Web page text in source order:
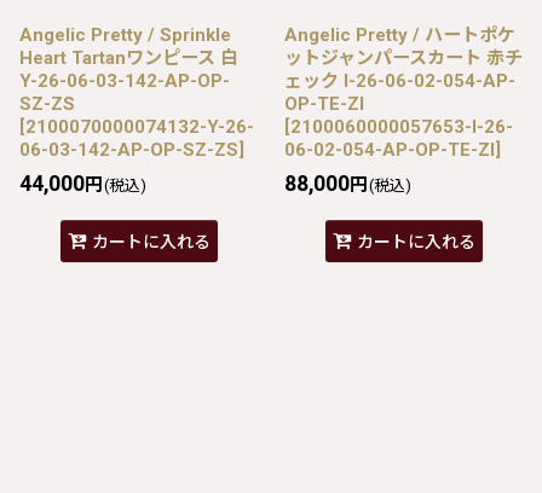
Angelic Pretty / Sprinkle
Heart Tartanワンピース 白
Y-26-06-03-142-AP-OP-
SZ-ZS
[2100070000074132-Y-26-
06-03-142-AP-OP-SZ-ZS]
44,000円 (税込)
カートに入れる
Angelic Pretty / ハートポケ
ットジャンパースカート 赤チ
ェック I-26-06-02-054-AP-
OP-TE-ZI
[2100060000057653-I-26-
06-02-054-AP-OP-TE-ZI]
88,000円 (税込)
カートに入れる